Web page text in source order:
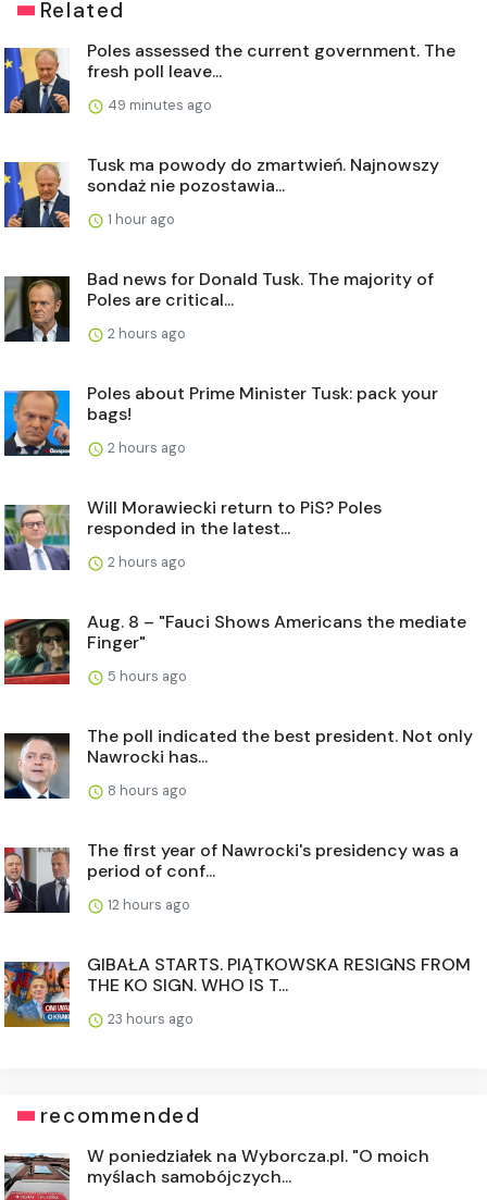
Related
Poles assessed the current government. The
fresh poll leave...
49 minutes ago
Tusk ma powody do zmartwień. Najnowszy
sondaż nie pozostawia...
1 hour ago
Bad news for Donald Tusk. The majority of
Poles are critical...
2 hours ago
Poles about Prime Minister Tusk: pack your
bags!
2 hours ago
Will Morawiecki return to PiS? Poles
responded in the latest...
2 hours ago
Aug. 8 – "Fauci Shows Americans the mediate
Finger"
5 hours ago
The poll indicated the best president. Not only
Nawrocki has...
8 hours ago
The first year of Nawrocki's presidency was a
period of conf...
12 hours ago
GIBAŁA STARTS. PIĄTKOWSKA RESIGNS FROM
THE KO SIGN. WHO IS T...
23 hours ago
recommended
W poniedziałek na Wyborcza.pl. "O moich
myślach samobójczych...